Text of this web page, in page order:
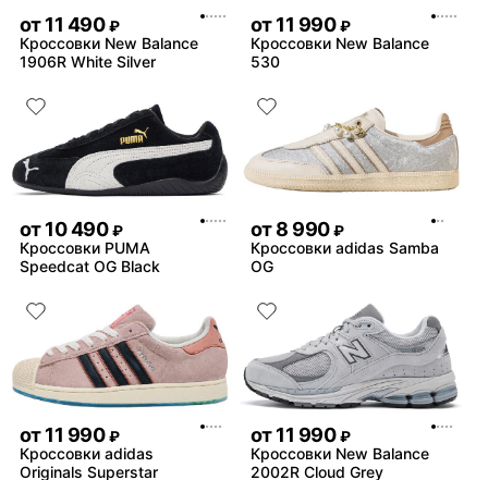
от11 490 ₽
Кроссовки New Balance
1906R White Silver
от11 990 ₽
Кроссовки New Balance
530
от10 490 ₽
Кроссовки PUMA
Speedcat OG Black
от8 990 ₽
Кроссовки adidas Samba
OG
от11 990 ₽
Кроссовки adidas
Originals Superstar
от11 990 ₽
Кроссовки New Balance
2002R Cloud Grey